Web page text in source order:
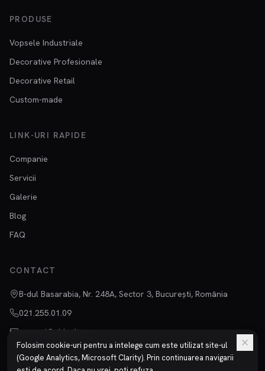
PRODUSE
Vopsele Industriale
Decorative Profesionale
Decorative Retail
Custom-made
LINK-URI RAPIDE
Companie
Servicii
Galerie
Blog
FAQ
CONTACT
B-dul Basarabia, Nr. 248A, Sector 3, București, România
021.255.01.09
vanzari@chimtitan.ro
Folosim cookie-uri pentru a intelege cum este utilizat site-ul
(Google Analytics, Microsoft Clarity). Prin continuarea navigarii